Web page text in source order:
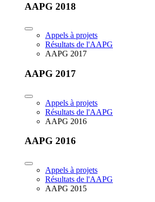
AAPG 2018
Appels à projets
Résultats de l'AAPG
AAPG 2017
AAPG 2017
Appels à projets
Résultats de l'AAPG
AAPG 2016
AAPG 2016
Appels à projets
Résultats de l'AAPG
AAPG 2015